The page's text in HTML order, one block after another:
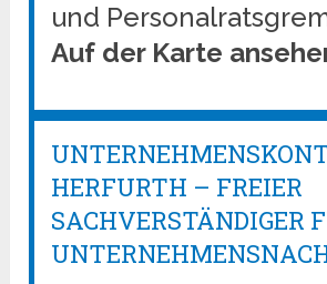
und
Auf der Karte
HERFURTH – FREIER
SACHVERSTÄNDIGER